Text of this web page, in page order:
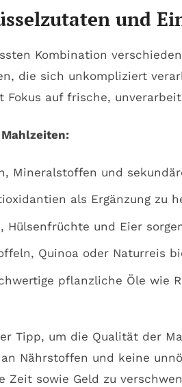
und
Kombination
die sich unkompliziert
auf frische,
Mineralstoffen und
als Ergänzung zu
Hülsenfrüchte und Eier
Quinoa oder Naturreis
pflanzliche Öle
Tipp, um die Qualität der
Nährstoffen und keine
sowie Geld zu